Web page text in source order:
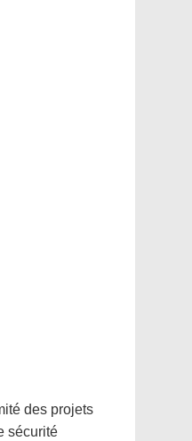
des projets
sécurité